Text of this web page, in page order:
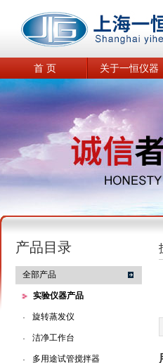
首 页 关于一恒仪器
产品目录
全部产品
实验仪器产品
· 旋转蒸发仪
· 洁净工作台
· 多用途试管搅拌器